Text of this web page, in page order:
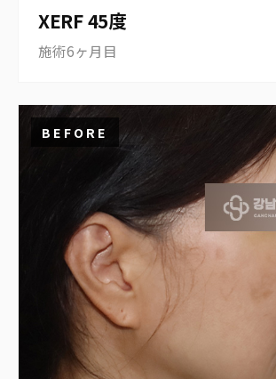
XERF 45度
施術6ヶ月目
BEFORE